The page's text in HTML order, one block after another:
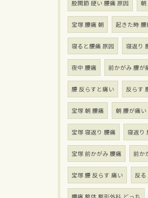
股関節 硬い 腰痛 原因 朝
宝塚 腰痛 朝 起きた時 腰
寝ると腰痛 原因 寝返り
夜中 腰痛 前かがみ 腰が
腰 反らすと痛い 反らす
宝塚 朝 腰痛 朝 腰が痛い
宝塚 寝返り 腰痛 寝返り
宝塚 前かがみ 腰痛 前か
宝塚 腰 反らす 痛い 反